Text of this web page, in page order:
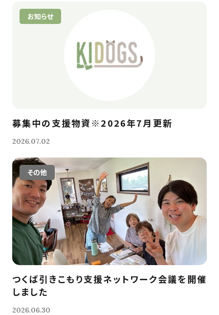
お知らせ
募集中の支援物資※2026年7月更新
2026.07.02
その他
つくば引きこもり支援ネットワーク会議を開催
しました
2026.06.30